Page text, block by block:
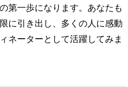
第一歩になります。あなたも
に引き出し、多くの人に感動
ネーターとして活躍してみま